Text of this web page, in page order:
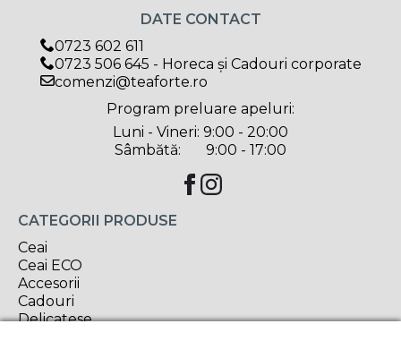
CATEGORII PRODUSE
Ceai
Ceai ECO
Accesorii
Cadouri
Delicatese
DATE CONTACT
0723 602 611
0723 506 645 - Horeca și Cadouri corporate
comenzi@teaforte.ro
Program preluare apeluri:
Luni - Vineri: 9:00 - 20:00
Sâmbătă: 9:00 - 17:00